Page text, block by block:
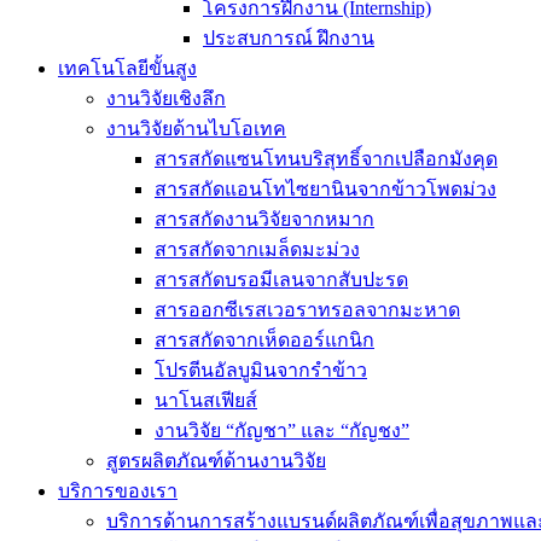
โครงการฝึกงาน (Internship)
ประสบการณ์ ฝึกงาน
เทคโนโลยีขั้นสูง
งานวิจัยเชิงลึก
งานวิจัยด้านไบโอเทค
สารสกัดแซนโทนบริสุทธิ์จากเปลือกมังคุด
สารสกัดแอนโทไซยานินจากข้าวโพดม่วง
สารสกัดงานวิจัยจากหมาก
สารสกัดจากเมล็ดมะม่วง
สารสกัดบรอมีเลนจากสับปะรด
สารออกซีเรสเวอราทรอลจากมะหาด
สารสกัดจากเห็ดออร์แกนิก
โปรตีนอัลบูมินจากรำข้าว
นาโนสเฟียส์
งานวิจัย “กัญชา” และ “กัญชง”
สูตรผลิตภัณฑ์ด้านงานวิจัย
บริการของเรา
บริการด้านการสร้างแบรนด์ผลิตภัณฑ์เพื่อสุขภาพแล